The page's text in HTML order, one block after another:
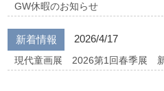
GW休暇のお知らせ
新着情報 2026/4/17
現代童画展 2026第1回春季展